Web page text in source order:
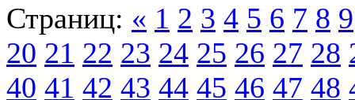
Страниц: « 1 2 3 4 5 6 7 8 9
20 21 22 23 24 25 26 27 28
40 41 42 43 44 45 46 47 48